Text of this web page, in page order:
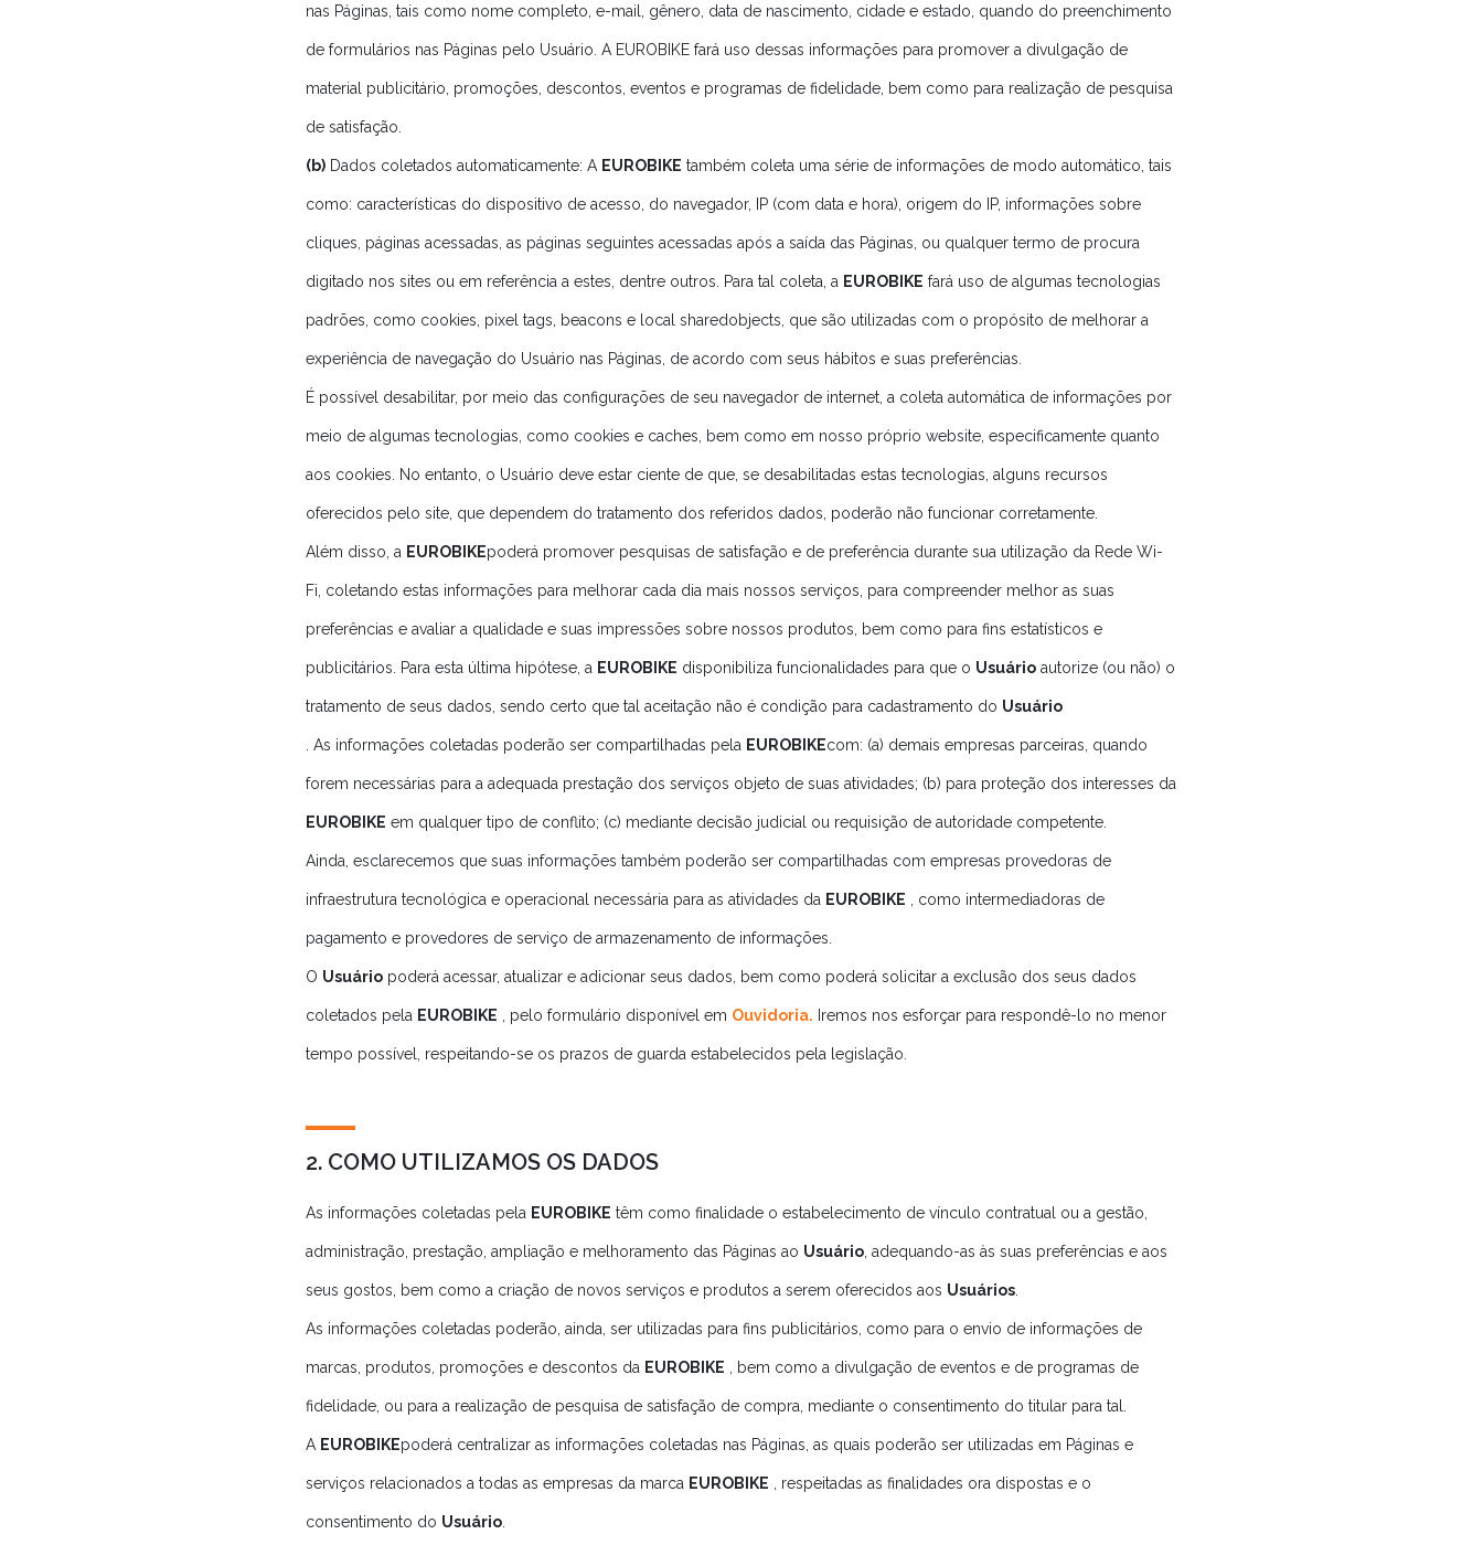
nas Páginas, tais como nome completo, e-mail, gênero, data de nascimento, cidade e estado, quando do preenchimento
de formulários nas Páginas pelo Usuário. A EUROBIKE fará uso dessas informações para promover a divulgação de
material publicitário, promoções, descontos, eventos e programas de fidelidade, bem como para realização de pesquisa
de satisfação.
(b) Dados coletados automaticamente: A EUROBIKE também coleta uma série de informações de modo automático, tais
como: características do dispositivo de acesso, do navegador, IP (com data e hora), origem do IP, informações sobre
cliques, páginas acessadas, as páginas seguintes acessadas após a saída das Páginas, ou qualquer termo de procura
digitado nos sites ou em referência a estes, dentre outros. Para tal coleta, a EUROBIKE fará uso de algumas tecnologias
padrões, como cookies, pixel tags, beacons e local sharedobjects, que são utilizadas com o propósito de melhorar a
experiência de navegação do Usuário nas Páginas, de acordo com seus hábitos e suas preferências.
É possível desabilitar, por meio das configurações de seu navegador de internet, a coleta automática de informações por
meio de algumas tecnologias, como cookies e caches, bem como em nosso próprio website, especificamente quanto
aos cookies. No entanto, o Usuário deve estar ciente de que, se desabilitadas estas tecnologias, alguns recursos
oferecidos pelo site, que dependem do tratamento dos referidos dados, poderão não funcionar corretamente.
Além disso, a EUROBIKEpoderá promover pesquisas de satisfação e de preferência durante sua utilização da Rede Wi-
Fi, coletando estas informações para melhorar cada dia mais nossos serviços, para compreender melhor as suas
preferências e avaliar a qualidade e suas impressões sobre nossos produtos, bem como para fins estatísticos e
publicitários. Para esta última hipótese, a EUROBIKE disponibiliza funcionalidades para que o Usuário autorize (ou não) o
tratamento de seus dados, sendo certo que tal aceitação não é condição para cadastramento do Usuário
. As informações coletadas poderão ser compartilhadas pela EUROBIKEcom: (a) demais empresas parceiras, quando
forem necessárias para a adequada prestação dos serviços objeto de suas atividades; (b) para proteção dos interesses da
EUROBIKE em qualquer tipo de conflito; (c) mediante decisão judicial ou requisição de autoridade competente.
Ainda, esclarecemos que suas informações também poderão ser compartilhadas com empresas provedoras de
infraestrutura tecnológica e operacional necessária para as atividades da EUROBIKE , como intermediadoras de
pagamento e provedores de serviço de armazenamento de informações.
O Usuário poderá acessar, atualizar e adicionar seus dados, bem como poderá solicitar a exclusão dos seus dados
coletados pela EUROBIKE , pelo formulário disponível em Ouvidoria. Iremos nos esforçar para respondê-lo no menor
tempo possível, respeitando-se os prazos de guarda estabelecidos pela legislação.
2. COMO UTILIZAMOS OS DADOS
As informações coletadas pela EUROBIKE têm como finalidade o estabelecimento de vínculo contratual ou a gestão,
administração, prestação, ampliação e melhoramento das Páginas ao Usuário , adequando-as às suas preferências e aos
seus gostos, bem como a criação de novos serviços e produtos a serem oferecidos aos Usuários
As informações coletadas poderão, ainda, ser utilizadas para fins publicitários, como para o envio de informações de
marcas, produtos, promoções e descontos da EUROBIKE , bem como a divulgação de eventos e de programas de
fidelidade, ou para a realização de pesquisa de satisfação de compra, mediante o consentimento do titular para tal.
A EUROBIKEpoderá centralizar as informações coletadas nas Páginas, as quais poderão ser utilizadas em Páginas e
serviços relacionados a todas as empresas da marca EUROBIKE , respeitadas as finalidades ora dispostas e o
consentimento do Usuário